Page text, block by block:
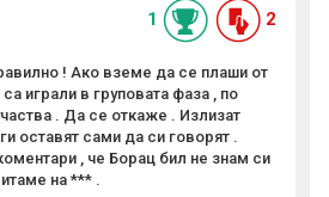
1 2
! Ако вземе да се плаши от
са играли в груповата фаза , по
. Да се откаже . Излизат
оставят сами да си говорят .
, че Борац бил не знам си
на *** .